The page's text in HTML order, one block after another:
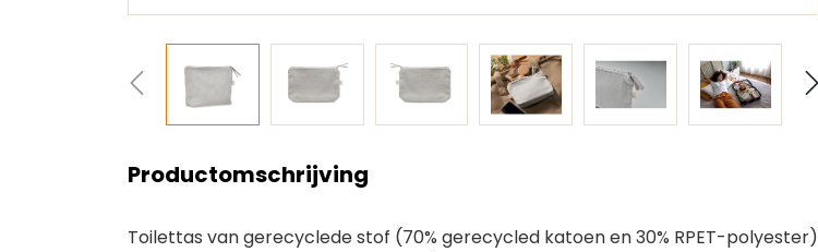
Productomschrijving
Toilettas van gerecyclede stof (70% gerecycled katoen en 30% RPET-polyester)